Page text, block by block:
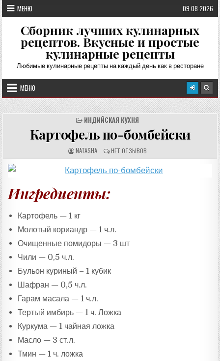
Перейти
к
содержимому
МЕНЮ 09.08.2026
Сборник лучших кулинарных
рецептов. Вкусные и простые
кулинарные рецепты
Любимые кулинарные рецепты на каждый день как в ресторане
МЕНЮ
ИНДИЙСКАЯ КУХНЯ
Картофель по-бомбейски
А
В
Т
О
Р
Ц
Е
А
:
NATASHA О
Т
З
Ы
В
НЕТ ОТЗЫВОВ
Ингредиенты:
Картофель — 1 кг
Молотый кориандр — 1 ч.л.
Очищенные помидоры — 3 шт
Чили — 0,5 ч.л.
Бульон куриный – 1 кубик
Шафран — 0,5 ч.л.
Гарам масала — 1 ч.л.
Тертый имбирь — 1 ч. Ложка
Куркума — 1 чайная ложка
Масло — 3 ст.л.
Тмин — 1 ч. ложка